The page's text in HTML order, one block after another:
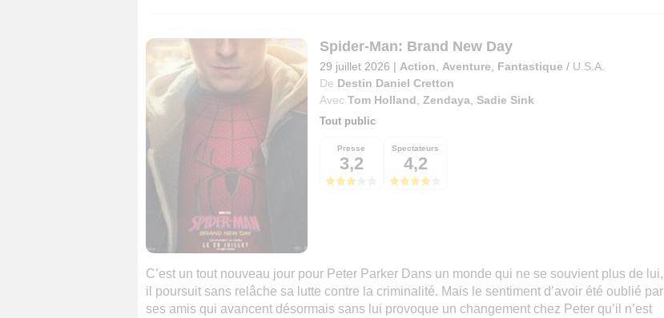
Spider-Man: Brand New Day
29 juillet 2026 | Action, Aventure, Fantastique / U.S.A.
De Destin Daniel Cretton
Avec Tom Holland, Zendaya, Sadie Sink
Tout public
Presse
3,2
Spectateurs
4,2
C’est un tout nouveau jour pour Peter Parker Dans un monde qui ne se souvient plus de lui,
il poursuit sans relâche sa lutte contre la criminalité. Mais le sentiment d’avoir été oublié par
ses amis qui avancent désormais sans lui provoque un changement chez Peter qu’il n’est